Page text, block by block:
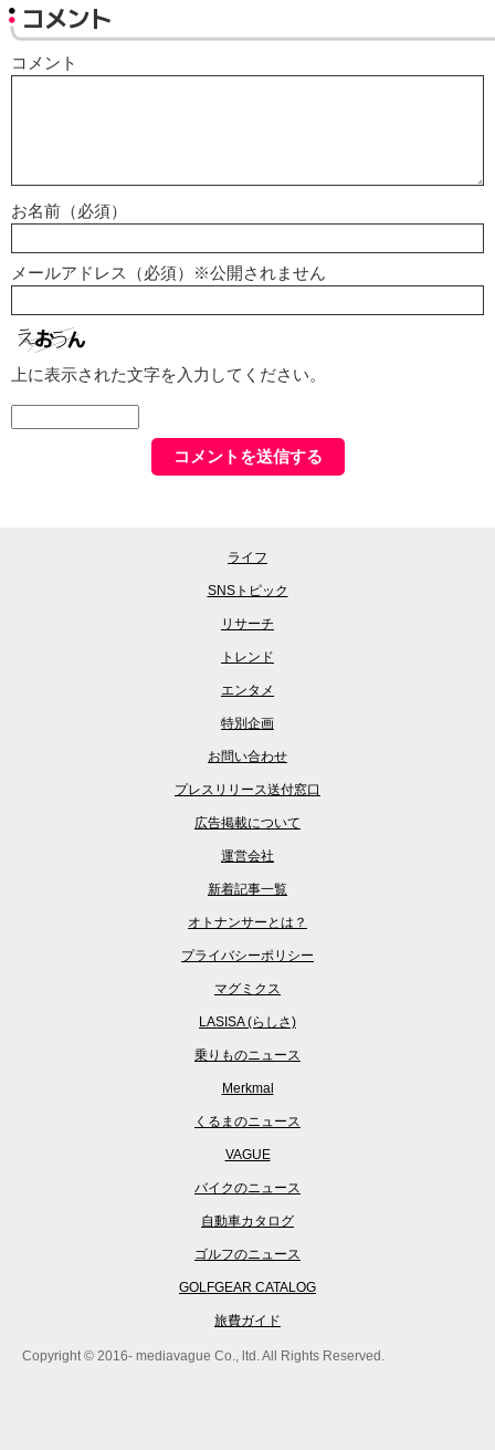
コメント
コメント
お名前（必須）
メールアドレス（必須）※公開されません
上に表示された文字を入力してください。
ライフ
SNSトピック
リサーチ
トレンド
エンタメ
特別企画
お問い合わせ
プレスリリース送付窓口
広告掲載について
運営会社
新着記事一覧
オトナンサーとは？
プライバシーポリシー
マグミクス
LASISA (らしさ)
乗りものニュース
Merkmal
くるまのニュース
VAGUE
バイクのニュース
自動車カタログ
ゴルフのニュース
GOLFGEAR CATALOG
旅費ガイド
Copyright © 2016- mediavague Co., ltd. All Rights Reserved.